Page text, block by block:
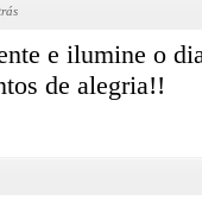
e ilumine o
de alegria!!